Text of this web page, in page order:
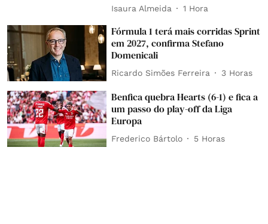
Isaura Almeida 1 Hora
Fórmula 1 terá mais corridas Sprint
em 2027, confirma Stefano
Domenicali
Ricardo Simões Ferreira 3 Horas
Benfica quebra Hearts (6-1) e fica a
um passo do play-off da Liga
Europa
Frederico Bártolo 5 Horas